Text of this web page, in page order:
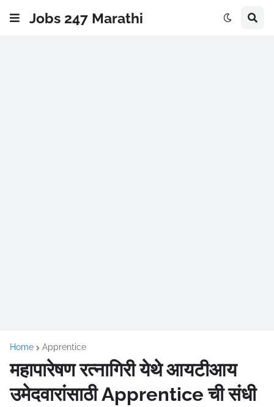
Jobs 247 Marathi
Home Apprentice
महापारेषण रत्नागिरी येथे आयटीआय
उमेदवारांसाठी Apprentice ची संधी